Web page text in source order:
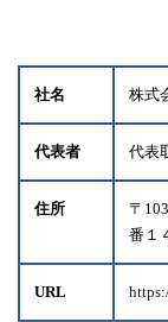
社名 株式
代表者 代表
住所
〒
番１
URL